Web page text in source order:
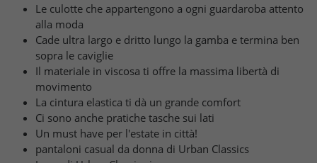
Le culotte che appartengono a ogni guardaroba attento
alla moda
Cade ultra largo e dritto lungo la gamba e termina ben
sopra le caviglie
Il materiale in viscosa ti offre la massima libertà di
movimento
La cintura elastica ti dà un grande comfort
Ci sono anche pratiche tasche sui lati
Un must have per l'estate in città!
pantaloni casual da donna di Urban Classics